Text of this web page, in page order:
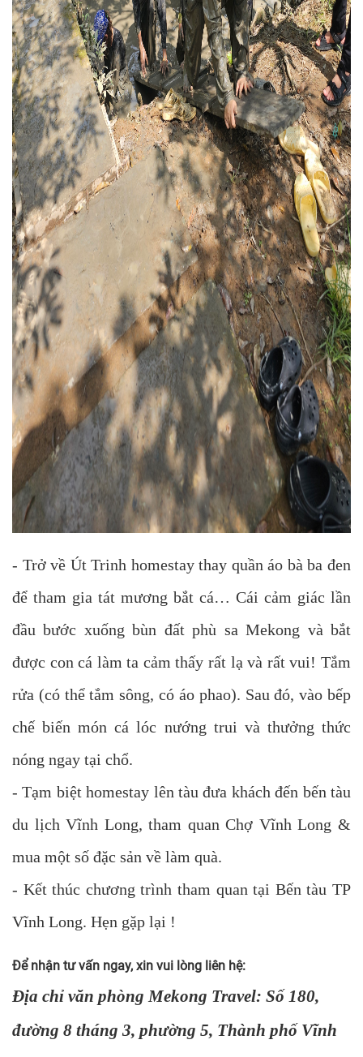
- Trở về Út Trinh homestay thay quần áo bà ba đen
để tham gia tát mương bắt cá… Cái cảm giác lần
đầu bước xuống bùn đất phù sa Mekong và bắt
được con cá làm ta cảm thấy rất lạ và rất vui! Tắm
rửa (có thể tắm sông, có áo phao). Sau đó, vào bếp
chế biến món cá lóc nướng trui và thưởng thức
nóng ngay tại chổ.
- Tạm biệt homestay lên tàu đưa khách đến bến tàu
du lịch Vĩnh Long, tham quan Chợ Vĩnh Long &
mua một số đặc sản về làm quà.
- Kết thúc chương trình tham quan tại Bến tàu TP
Vĩnh Long. Hẹn gặp lại !
Để nhận tư vấn ngay, xin vui lòng liên hệ:
Địa chỉ văn phòng Mekong Travel: Số 180,
đường 8 tháng 3, phường 5, Thành phố Vĩnh